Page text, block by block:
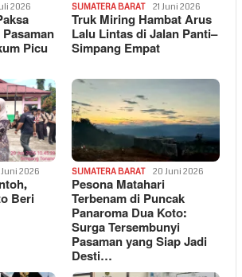
2026
Picu
SUMATERA BARAT 21 Juni 2026
Truk Miring Hambat Arus
Lalu Lintas di Jalan Panti–
Simpang Empat
2026
Beri
SUMATERA BARAT 20 Juni 2026
Pesona Matahari
Terbenam di Puncak
Panaroma Dua Koto:
Surga Tersembunyi
Pasaman yang Siap Jadi
Desti…